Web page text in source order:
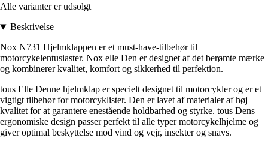
Alle varianter er udsolgt
Beskrivelse
Nox N731 Hjelmklappen er et must-have-tilbehør til
motorcykelentusiaster. Nox elle Den er designet af det berømte mærke
og kombinerer kvalitet, komfort og sikkerhed til perfektion.
tous Elle Denne hjelmklap er specielt designet til motorcykler og er et
vigtigt tilbehør for motorcyklister. Den er lavet af materialer af høj
kvalitet for at garantere enestående holdbarhed og styrke. tous Dens
ergonomiske design passer perfekt til alle typer motorcykelhjelme og
giver optimal beskyttelse mod vind og vejr, insekter og snavs.